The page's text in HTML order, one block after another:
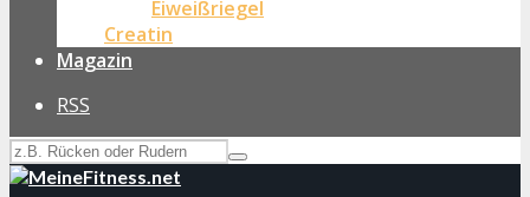
Eiweißriegel
Creatin
Magazin
RSS